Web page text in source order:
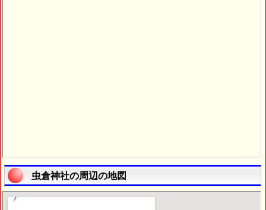
虫倉神社の周辺の地図